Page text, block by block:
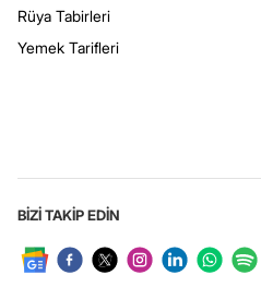
Rüya Tabirleri
Yemek Tarifleri
BİZİ TAKİP EDİN